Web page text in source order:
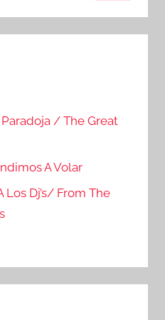
/ The Great
A Volar
Los Dj’s/ From The